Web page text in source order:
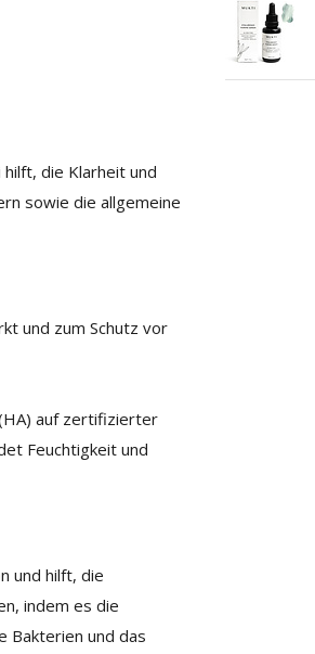
die Klarheit und
sowie die allgemeine
und zum Schutz vor
auf zertifizierter
Feuchtigkeit und
und hilft, die
indem es die
Bakterien und das